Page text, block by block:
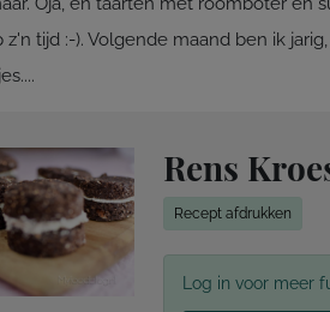
z'n tijd :-). Volgende maand ben ik
Rens
Recept afdrukken
Log in voor meer